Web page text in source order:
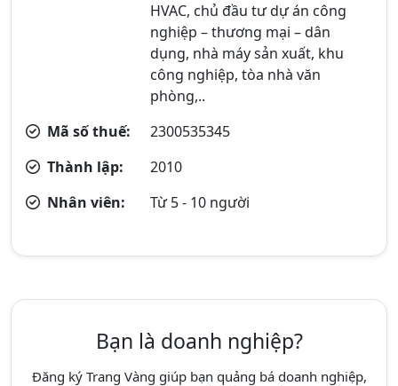
HVAC, chủ đầu tư dự án công
nghiệp – thương mại – dân
dụng, nhà máy sản xuất, khu
công nghiệp, tòa nhà văn
phòng,..
Mã số thuế:
2300535345
Thành lập:
2010
Nhân viên:
Từ 5 - 10 người
Bạn là doanh nghiệp?
Đăng ký Trang Vàng giúp bạn quảng bá doanh nghiệp,